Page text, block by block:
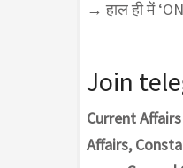
→ हाल ही में
Join
Current
Affairs,